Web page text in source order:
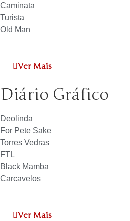
Caminata
Turista
Old Man
Ver Mais
Diário Gráfico
Deolinda
For Pete Sake
Torres Vedras
FTL
Black Mamba
Carcavelos
Ver Mais